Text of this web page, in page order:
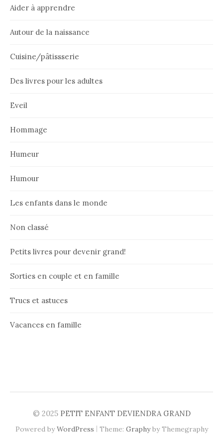
Aider à apprendre
Autour de la naissance
Cuisine/pâtissserie
Des livres pour les adultes
Eveil
Hommage
Humeur
Humour
Les enfants dans le monde
Non classé
Petits livres pour devenir grand!
Sorties en couple et en famille
Trucs et astuces
Vacances en famille
© 2025 PETIT ENFANT DEVIENDRA GRAND
Powered byWordPress | Theme: Graphyby Themegraphy